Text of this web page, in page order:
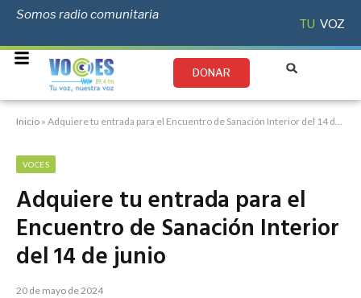
Somos radio comunitaria
TU VOZ
DONAR
Inicio » Adquiere tu entrada para el Encuentro de Sanación Interior del 14 de junio
VOCES
Adquiere tu entrada para el
Encuentro de Sanación Interior
del 14 de junio
20 de mayo de 2024